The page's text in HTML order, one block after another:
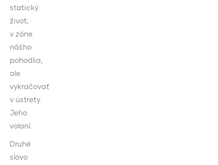
statický
život,
v zóne
nášho
pohodlia,
ale
vykračovať
v ústrety
Jeho
volaní.
Druhé
slovo